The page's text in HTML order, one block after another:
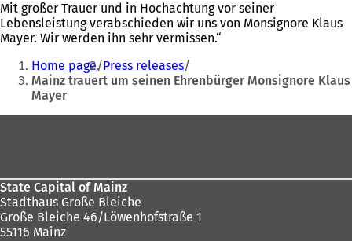
Mit großer Trauer und in Hochachtung vor seiner
Lebensleistung verabschieden wir uns von Monsignore Klaus
Mayer. Wir werden ihn sehr vermissen.“
Sie
befinden
sich
hier:
Home page Press releases
Mainz trauert um seinen Ehrenbürger Monsignore Klaus
Mayer
State Capital of Mainz
Stadthaus Große Bleiche
Große Bleiche 46/Löwenhofstraße 1
55116 Mainz